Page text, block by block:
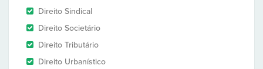
Direito Sindical
Direito Societário
Direito Tributário
Direito Urbanístico